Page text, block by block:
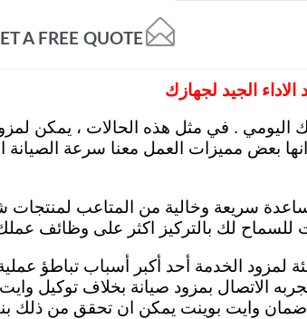

A FREE QUOTE »
الجيد لجهازك
. في مثل هذه الحالات ، يمكن
بعض مميزات العمل معنا سرعة
سريعة وخالية من المتاعب
للسماح لك بالتركيز اكثر على وظائف
وايت بوينت اتصل بنا 15472. تعد الاختيارات الخاطئة لمزود الخدمة أحد
الاتصال بمزود صيانة بخلاف توكيل
ضمان وايت بوينت يمكن ان تحقق من ذلك
رقم صيانة وايت بوينت الشرقية تصليح وايت بوينت